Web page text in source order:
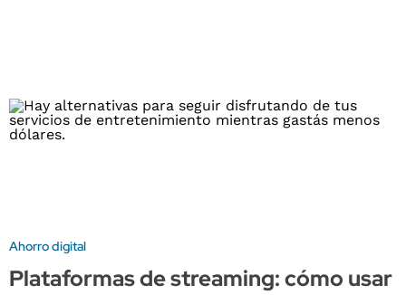
Ahorro digital
Plataformas de streaming: cómo usar